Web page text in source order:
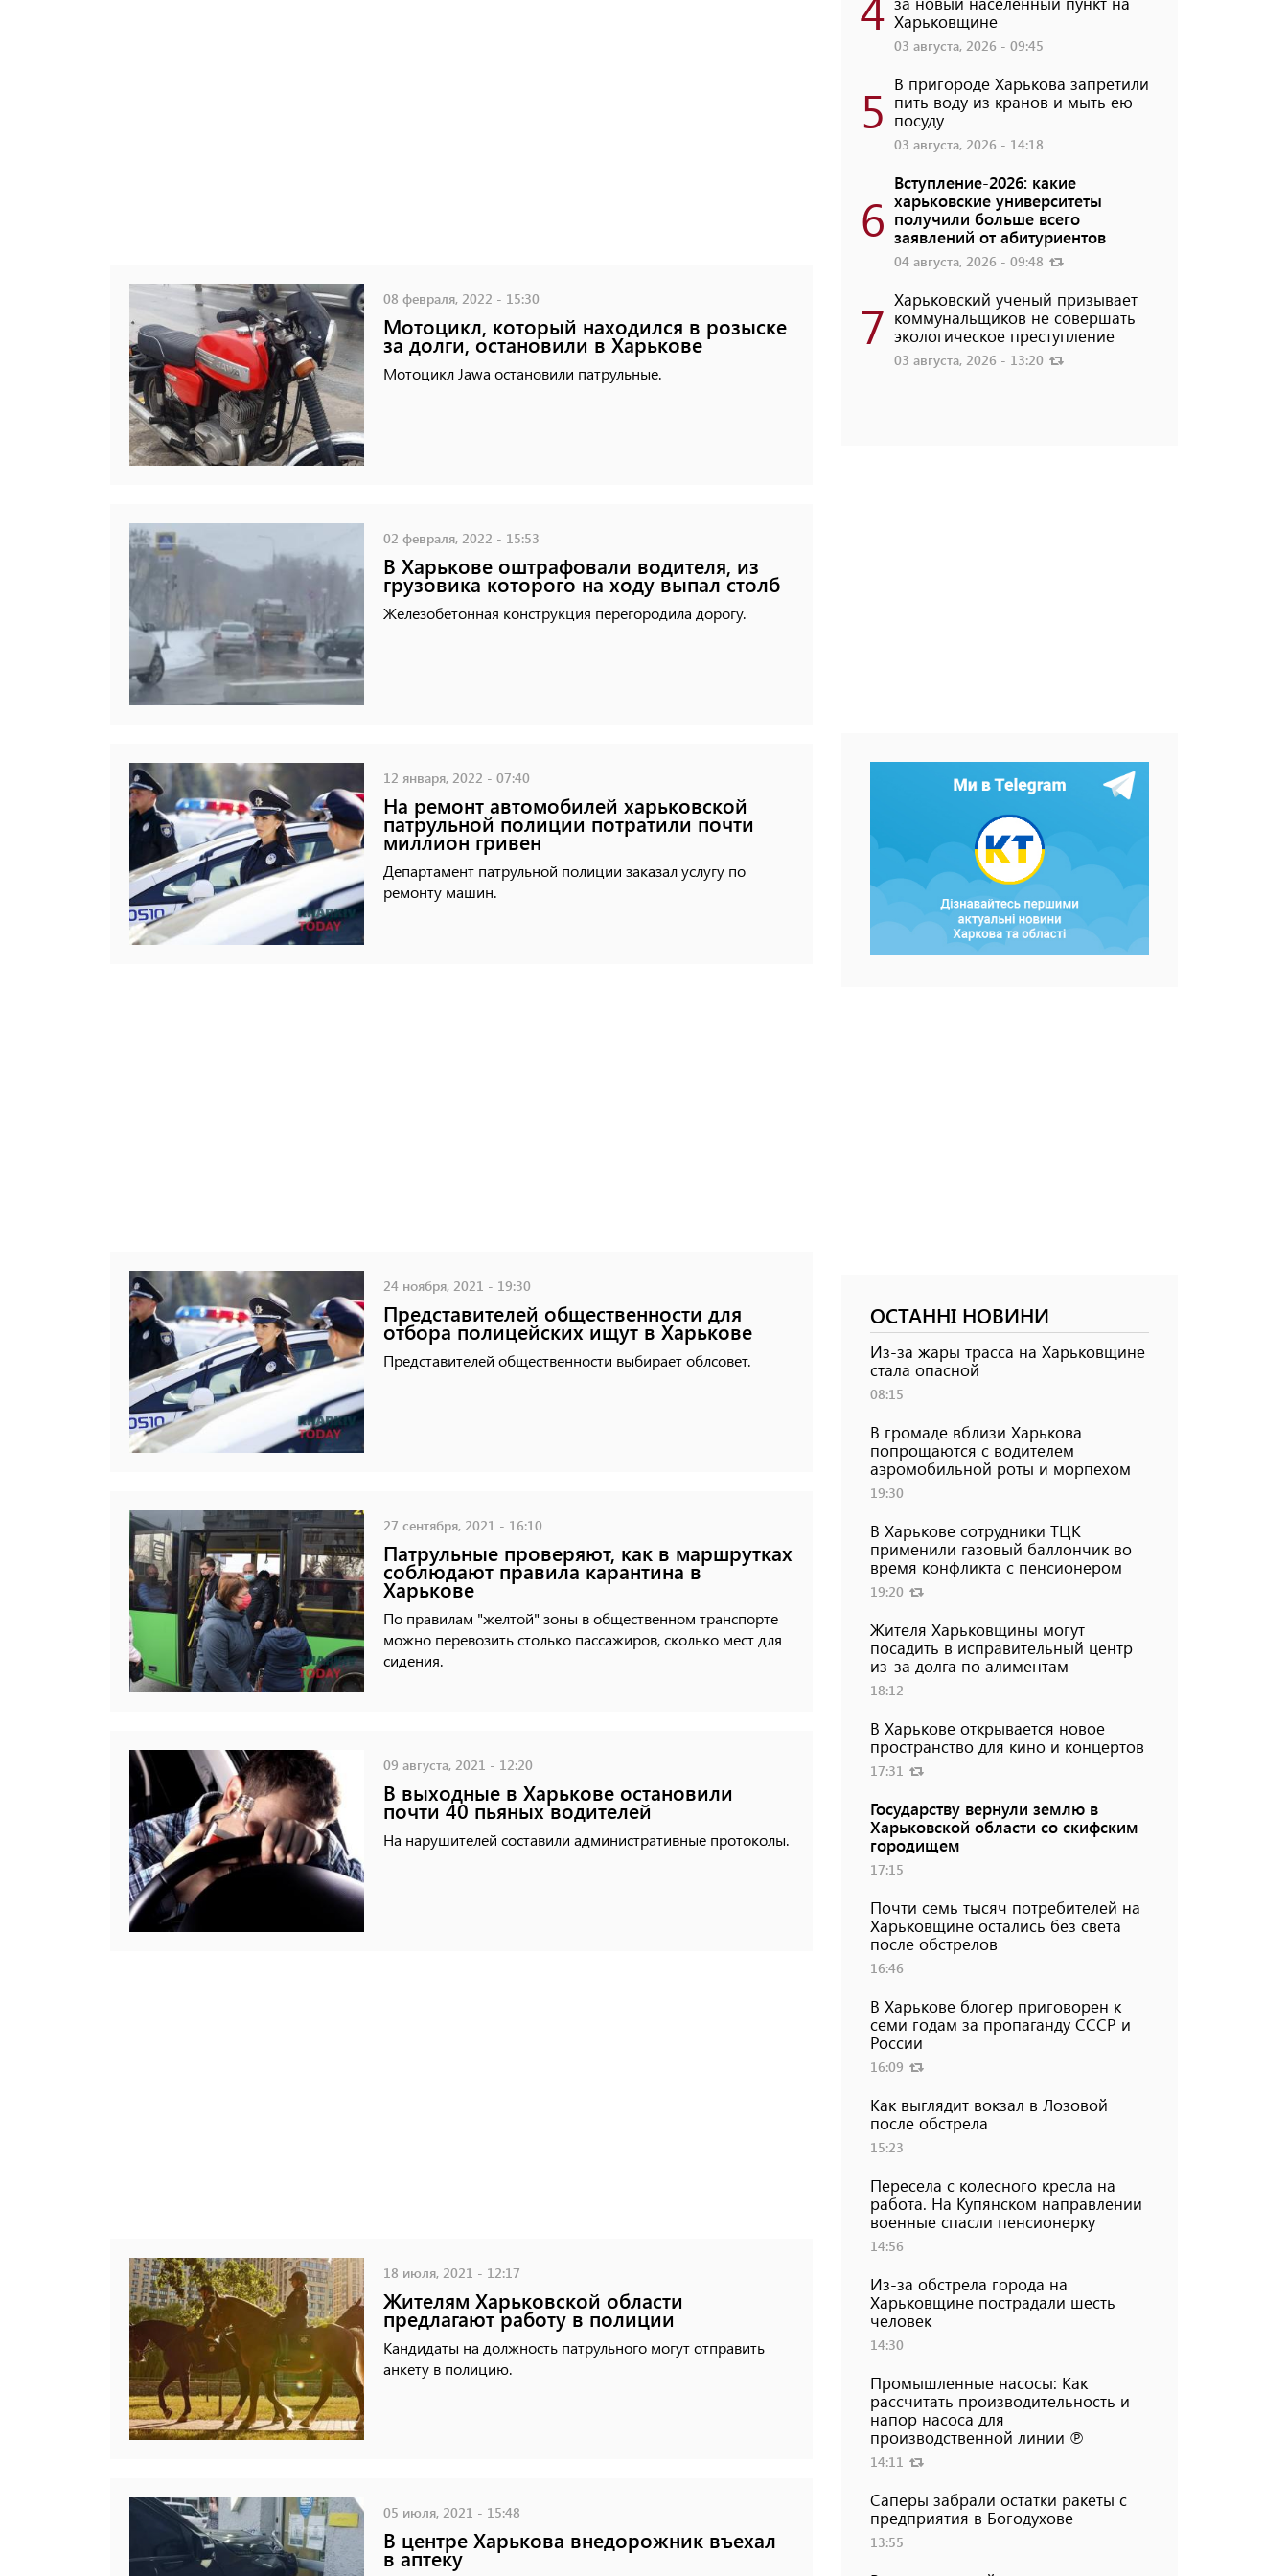
08 февраля, 2022 - 15:30
Мотоцикл, который находился в розыске
за долги, остановили в Харькове
Мотоцикл Jawa остановили патрульные.
02 февраля, 2022 - 15:53
В Харькове оштрафовали водителя, из
грузовика которого на ходу выпал столб
Железобетонная конструкция перегородила дорогу.
12 января, 2022 - 07:40
На ремонт автомобилей харьковской
патрульной полиции потратили почти
миллион гривен
Департамент патрульной полиции заказал услугу по
ремонту машин.
24 ноября, 2021 - 19:30
Представителей общественности для
отбора полицейских ищут в Харькове
Представителей общественности выбирает облсовет.
27 сентября, 2021 - 16:10
Патрульные проверяют, как в маршрутках
соблюдают правила карантина в
Харькове
По правилам "желтой" зоны в общественном транспорте
можно перевозить столько пассажиров, сколько мест для
сидения.
09 августа, 2021 - 12:20
В выходные в Харькове остановили
почти 40 пьяных водителей
На нарушителей составили административные протоколы.
18 июля, 2021 - 12:17
Жителям Харьковской области
предлагают работу в полиции
Кандидаты на должность патрульного могут отправить
анкету в полицию.
05 июля, 2021 - 15:48
В центре Харькова внедорожник въехал
в аптеку
Харьковщине
03 августа, 2026 - 09:45
5 В пригороде Харькова запретили
пить воду из кранов и мыть ею
посуду
03 августа, 2026 - 14:18
6
Вступление-2026: какие
харьковские университеты
получили больше всего
заявлений от абитуриентов
04 августа, 2026 - 09:48
7 Харьковский ученый призывает
коммунальщиков не совершать
экологическое преступление
03 августа, 2026 - 13:20
ОСТАННІ НОВИНИ
Из-за жары трасса на Харьковщине
стала опасной
08:15
В громаде вблизи Харькова
попрощаются с водителем
аэромобильной роты и морпехом
19:30
В Харькове сотрудники ТЦК
применили газовый баллончик во
время конфликта с пенсионером
19:20
Жителя Харьковщины могут
посадить в исправительный центр
из-за долга по алиментам
18:12
В Харькове открывается новое
пространство для кино и концертов
17:31
Государству вернули землю в
Харьковской области со скифским
городищем
17:15
Почти семь тысяч потребителей на
Харьковщине остались без света
после обстрелов
16:46
В Харькове блогер приговорен к
семи годам за пропаганду СССР и
России
16:09
Как выглядит вокзал в Лозовой
после обстрела
15:23
Пересела с колесного кресла на
работа. На Купянском направлении
военные спасли пенсионерку
14:56
Из-за обстрела города на
Харьковщине пострадали шесть
человек
14:30
Промышленные насосы: Как
рассчитать производительность и
напор насоса для
производственной линии ℗
14:11
Саперы забрали остатки ракеты с
предприятия в Богодухове
13:55